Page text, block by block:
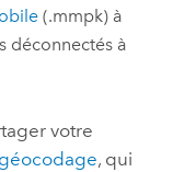
(.mmpk) à
déconnectés à
votre
, qui